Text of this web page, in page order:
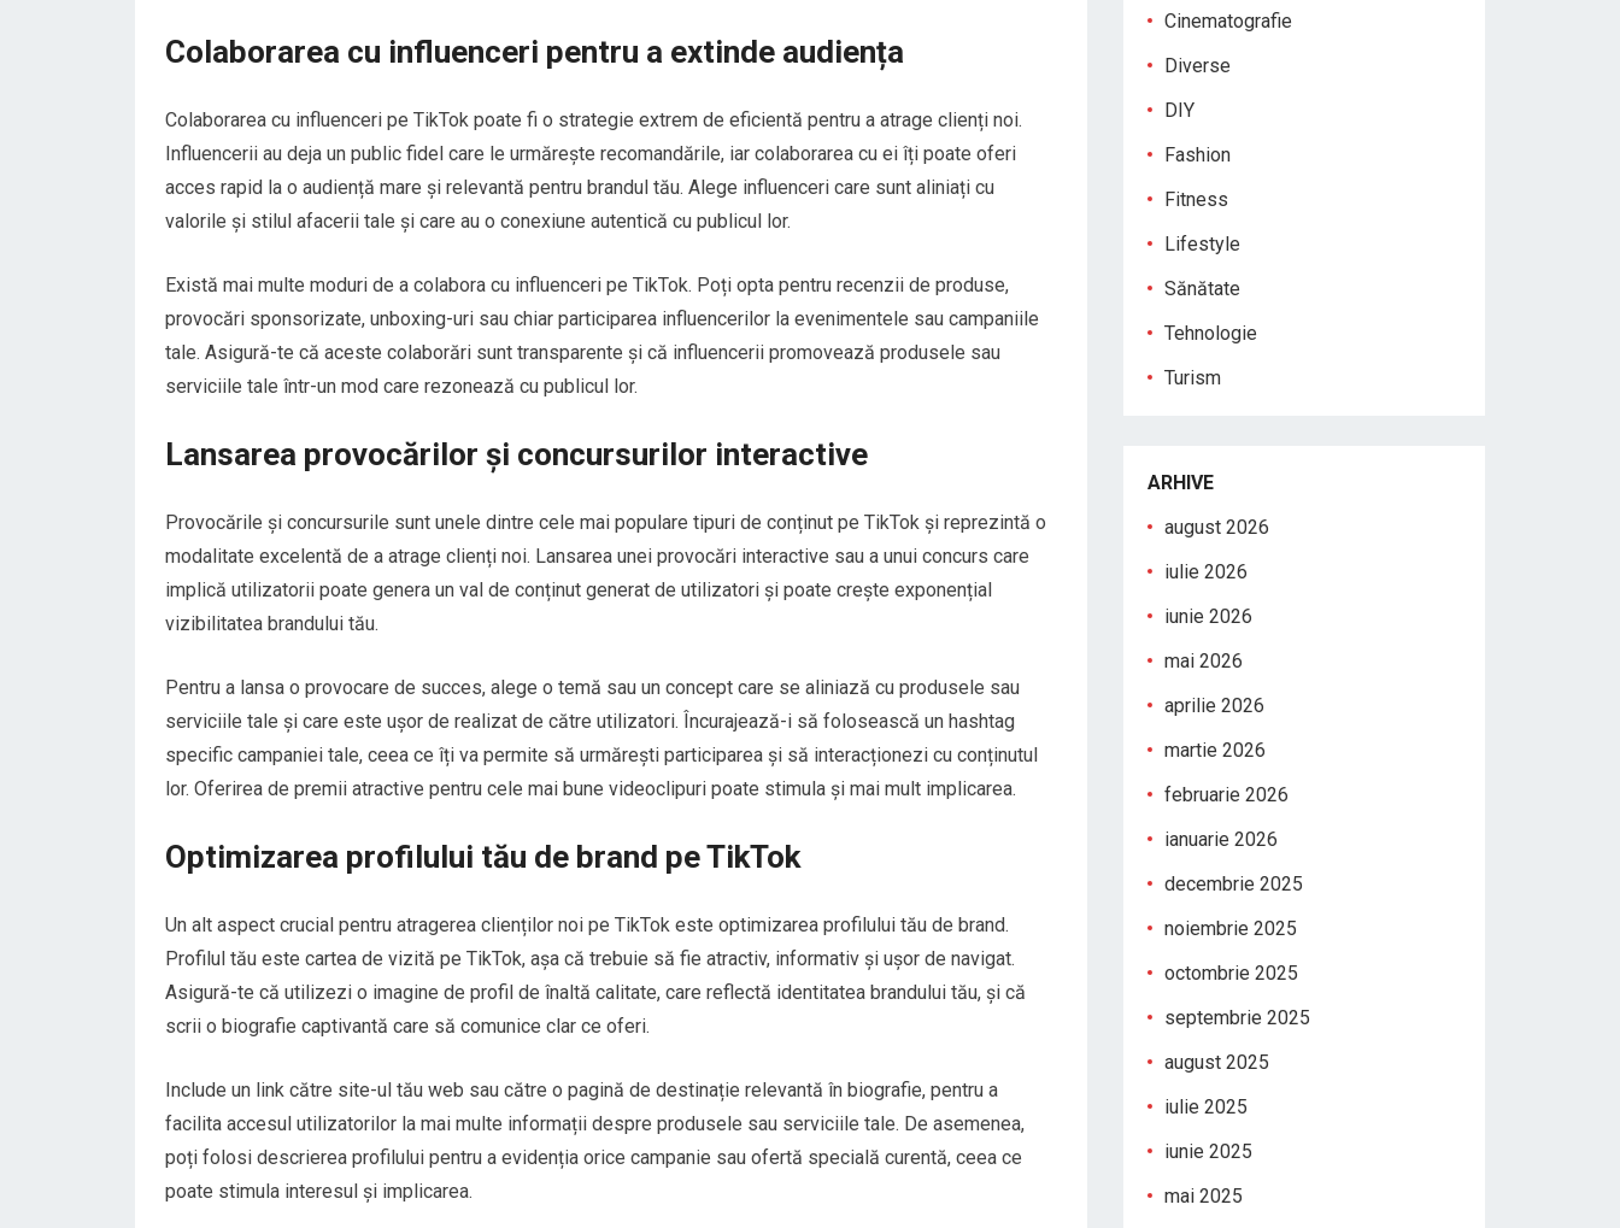
Colaborarea cu influenceri pentru a extinde audiența
Colaborarea cu influenceri pe TikTok poate fi o strategie extrem de eficientă pentru a atrage clienți noi.
Influencerii au deja un public fidel care le urmărește recomandările, iar colaborarea cu ei îți poate oferi
acces rapid la o audiență mare și relevantă pentru brandul tău. Alege influenceri care sunt aliniați cu
valorile și stilul afacerii tale și care au o conexiune autentică cu publicul lor.
Există mai multe moduri de a colabora cu influenceri pe TikTok. Poți opta pentru recenzii de produse,
provocări sponsorizate, unboxing-uri sau chiar participarea influencerilor la evenimentele sau campaniile
tale. Asigură-te că aceste colaborări sunt transparente și că influencerii promovează produsele sau
serviciile tale într-un mod care rezonează cu publicul lor.
Lansarea provocărilor și concursurilor interactive
Provocările și concursurile sunt unele dintre cele mai populare tipuri de conținut pe TikTok și reprezintă o
modalitate excelentă de a atrage clienți noi. Lansarea unei provocări interactive sau a unui concurs care
implică utilizatorii poate genera un val de conținut generat de utilizatori și poate crește exponențial
vizibilitatea brandului tău.
Pentru a lansa o provocare de succes, alege o temă sau un concept care se aliniază cu produsele sau
serviciile tale și care este ușor de realizat de către utilizatori. Încurajează-i să folosească un hashtag
specific campaniei tale, ceea ce îți va permite să urmărești participarea și să interacționezi cu conținutul
lor. Oferirea de premii atractive pentru cele mai bune videoclipuri poate stimula și mai mult implicarea.
Optimizarea profilului tău de brand pe TikTok
Un alt aspect crucial pentru atragerea clienților noi pe TikTok este optimizarea profilului tău de brand.
Profilul tău este cartea de vizită pe TikTok, așa că trebuie să fie atractiv, informativ și ușor de navigat.
Asigură-te că utilizezi o imagine de profil de înaltă calitate, care reflectă identitatea brandului tău, și că
scrii o biografie captivantă care să comunice clar ce oferi.
Include un link către site-ul tău web sau către o pagină de destinație relevantă în biografie, pentru a
facilita accesul utilizatorilor la mai multe informații despre produsele sau serviciile tale. De asemenea,
poți folosi descrierea profilului pentru a evidenția orice campanie sau ofertă specială curentă, ceea ce
poate stimula interesul și implicarea.
Cinematografie
Diverse
DIY
Fashion
Fitness
Lifestyle
Sănătate
Tehnologie
Turism
ARHIVE
august 2026
iulie 2026
iunie 2026
mai 2026
aprilie 2026
martie 2026
februarie 2026
ianuarie 2026
decembrie 2025
noiembrie 2025
octombrie 2025
septembrie 2025
august 2025
iulie 2025
iunie 2025
mai 2025